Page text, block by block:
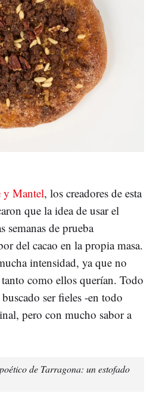
y Mantel, los creadores de esta
que la idea de usar el
semanas de prueba
del cacao en la propia masa.
intensidad, ya que no
como ellos querían. Todo
ser fieles -en todo
pero con mucho sabor a
de Tarragona: un estofado